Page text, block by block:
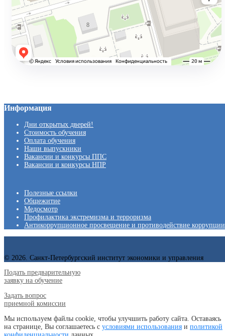
Информация
Дни открытых дверей!
Стоимость обучения
Оплата обучения
Наши выпускники
Вакансии и конкурсы ППС
Вакансии и конкурсы НПР
Полезные ссылки
Общежитие
Медосмотр
Профилактика экстремизма и терроризма
Антикоррупционное просвещение и противодействие коррупции
© 2026. Санкт-Петербургский институт экономики и управления
Подать предварительную
заявку на обучение
Задать вопрос
приемной комиссии
Мы используем файлы cookie, чтобы улучшить работу сайта. Оставаясь
на странице, Вы соглашаетесь с условиями использования и политикой